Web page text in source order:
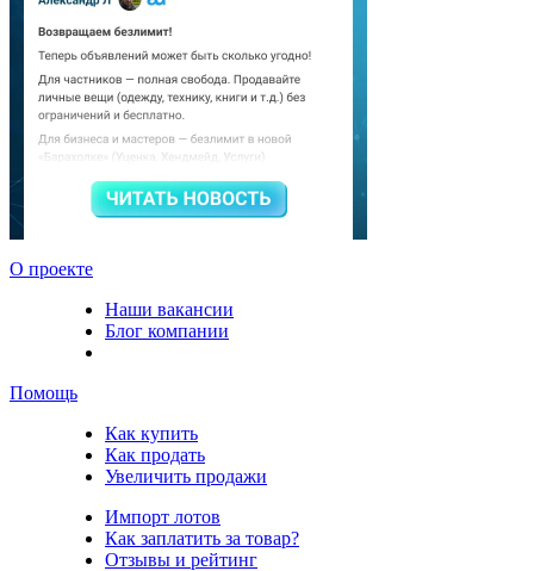
О проекте
Наши вакансии
Блог компании
Помощь
Как купить
Как продать
Увеличить продажи
Импорт лотов
Как заплатить за товар?
Отзывы и рейтинг